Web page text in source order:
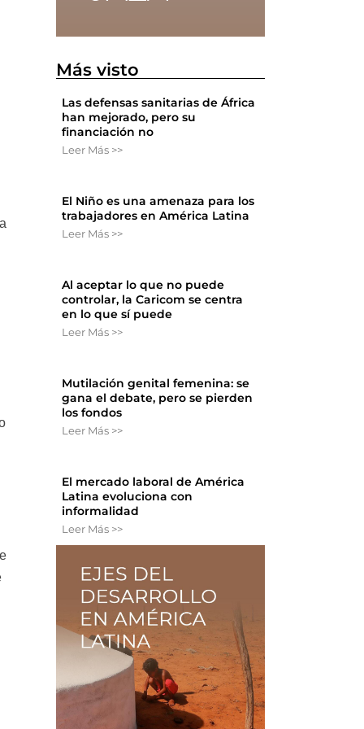
Más visto
Las defensas sanitarias de África
han mejorado, pero su
financiación no
Leer Más >>
El Niño es una amenaza para los
trabajadores en América Latina
Leer Más >>
Al aceptar lo que no puede
controlar, la Caricom se centra
en lo que sí puede
Leer Más >>
Mutilación genital femenina: se
gana el debate, pero se pierden
los fondos
Leer Más >>
El mercado laboral de América
Latina evoluciona con
informalidad
Leer Más >>